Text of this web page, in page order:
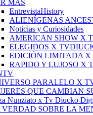
MAS
EntrevistaHistory
ALIENÍGENAS
Noticias y Curiosidades
AMERICAN SHOW X
ELEGIDOS X
EDICIÓN LIMITADA
RAPIDO Y LUJOSO X
PARALELO X
QUE CAMBIAN
Nunziato x Tv Diucko
VERDAD SOBRE LA